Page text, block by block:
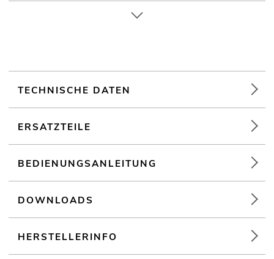
Elektronisch symmetrierte Eingänge über XLR-Einbaubuchsen
mit XLR-Durchschleifausgängen
Die Gerätekühlung erfolgt über Lüfter
Für Anwendungsgebiete wie zum Beispiel: Clubs/Tanzschulen;
Sportzentren/Fitnessstudios
TECHNISCHE DATEN
ERSATZTEILE
BEDIENUNGSANLEITUNG
DOWNLOADS
HERSTELLERINFO